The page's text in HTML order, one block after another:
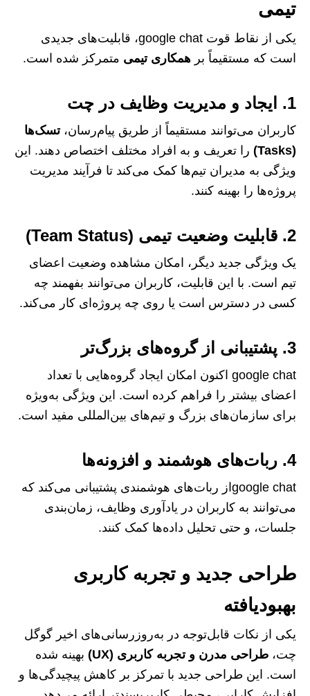
تیمی
یکی از نقاط قوت google chat، قابلیت‌های جدیدی
است که مستقیماً بر همکاری تیمی متمرکز شده است.
1. ایجاد و مدیریت وظایف در چت
کاربران می‌توانند مستقیماً از طریق پیام‌رسان،تسک‌ها
(Tasks)
را تعریف و به افراد مختلف اختصاص دهند. این
ویژگی به مدیران تیم‌ها کمک می‌کند تا فرآیند مدیریت
پروژه‌ها را بهینه کنند.
2. قابلیت وضعیت تیمی (Team Status)
یک ویژگی جدید دیگر، امکان مشاهده وضعیت اعضای
تیم است. با این قابلیت، کاربران می‌توانند بفهمند چه
کسی در دسترس است یا روی چه پروژه‌ای کار می‌کند.
3. پشتیبانی از گروه‌های بزرگ‌تر
google chat اکنون امکان ایجاد گروه‌هایی با تعداد
اعضای بیشتر را فراهم کرده است. این ویژگی به‌ویژه
برای سازمان‌های بزرگ و تیم‌های بین‌المللی مفید است.
4. ربات‌های هوشمند و افزونه‌ها
google chatاز ربات‌های هوشمندی پشتیبانی می‌کند که
می‌توانند به کاربران در یادآوری وظایف، زمان‌بندی
جلسات، و حتی تحلیل داده‌ها کمک کنند.
طراحی جدید و تجربه کاربری
بهبودیافته
یکی از نکات قابل‌توجه در به‌روزرسانی‌های اخیر گوگل
چت، طراحی مدرن و تجربه کاربری (UX)
بهینه شده
است. این طراحی جدید با تمرکز بر کاهش پیچیدگی‌ها و